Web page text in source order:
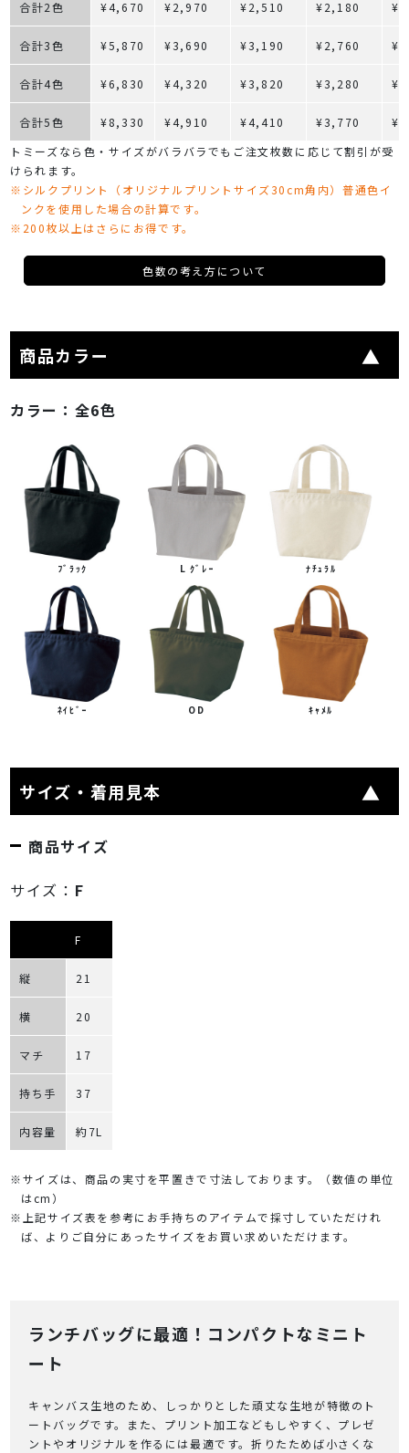
合計2色 ¥4,670 ¥2,970 ¥2,510 ¥2,180
合計3色 ¥5,870 ¥3,690 ¥3,190 ¥2,760
合計4色 ¥6,830 ¥4,320 ¥3,820 ¥3,280
合計5色 ¥8,330 ¥4,910 ¥4,410 ¥3,770
トミーズなら色・サイズがバラバラでもご注文枚数に応じて割引が受
けられます。
※シルクプリント（オリジナルプリントサイズ30cm角内）普通色イ
ンクを使用した場合の計算です。
※200枚以上はさらにお得です。
色数の考え方について
商品カラー
カラー： 全6色
ﾌﾞﾗｯｸ L ｸﾞﾚｰ ﾅﾁｭﾗﾙ
ﾈｲﾋﾞｰ OD ｷｬﾒﾙ
サイズ・着用見本
商品サイズ
サイズ： F
F
縦 21
横 20
マチ 17
持ち手 37
内容量 約7L
※サイズは、商品の実寸を平置きで寸法しております。（数値の単位
はcm）
※上記サイズ表を参考にお手持ちのアイテムで採寸していただけれ
ば、よりご自分にあったサイズをお買い求めいただけます。
ランチバッグに最適！コンパクトなミニト
ート
キャンバス生地のため、しっかりとした頑丈な生地が特徴のト
ートバッグです。また、プリント加工などもしやすく、プレゼ
ントやオリジナルを作るには最適です。折りたためば小さくな